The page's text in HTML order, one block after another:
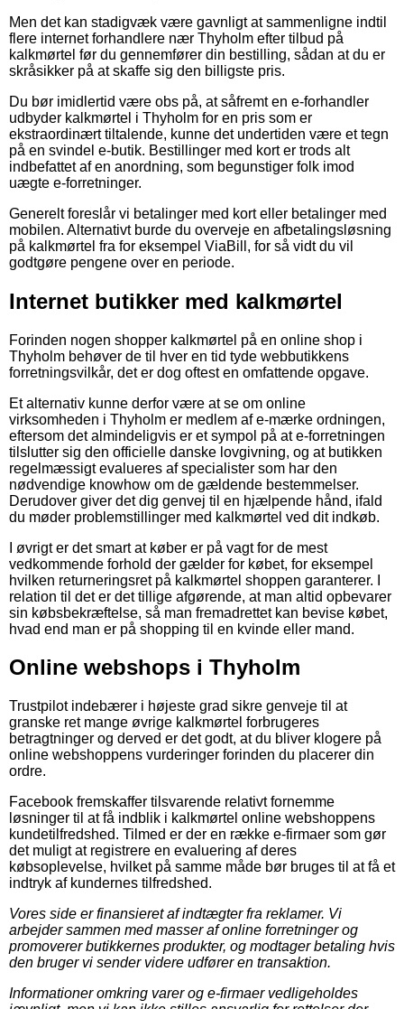
Men det kan stadigvæk være gavnligt at sammenligne indtil
flere internet forhandlere nær Thyholm efter tilbud på
kalkmørtel før du gennemfører din bestilling, sådan at du er
skråsikker på at skaffe sig den billigste pris.
Du bør imidlertid være obs på, at såfremt en e-forhandler
udbyder kalkmørtel i Thyholm for en pris som er
ekstraordinært tiltalende, kunne det undertiden være et tegn
på en svindel e-butik. Bestillinger med kort er trods alt
indbefattet af en anordning, som begunstiger folk imod
uægte e-forretninger.
Generelt foreslår vi betalinger med kort eller betalinger med
mobilen. Alternativt burde du overveje en afbetalingsløsning
på kalkmørtel fra for eksempel ViaBill, for så vidt du vil
godtgøre pengene over en periode.
Internet butikker med kalkmørtel
Forinden nogen shopper kalkmørtel på en online shop i
Thyholm behøver de til hver en tid tyde webbutikkens
forretningsvilkår, det er dog oftest en omfattende opgave.
Et alternativ kunne derfor være at se om online
virksomheden i Thyholm er medlem af e-mærke ordningen,
eftersom det almindeligvis er et sympol på at e-forretningen
tilslutter sig den officielle danske lovgivning, og at butikken
regelmæssigt evalueres af specialister som har den
nødvendige knowhow om de gældende bestemmelser.
Derudover giver det dig genvej til en hjælpende hånd, ifald
du møder problemstillinger med kalkmørtel ved dit indkøb.
I øvrigt er det smart at køber er på vagt for de mest
vedkommende forhold der gælder for købet, for eksempel
hvilken returneringsret på kalkmørtel shoppen garanterer. I
relation til det er det tillige afgørende, at man altid opbevarer
sin købsbekræftelse, så man fremadrettet kan bevise købet,
hvad end man er på shopping til en kvinde eller mand.
Online webshops i Thyholm
Trustpilot indebærer i højeste grad sikre genveje til at
granske ret mange øvrige kalkmørtel forbrugeres
betragtninger og derved er det godt, at du bliver klogere på
online webshoppens vurderinger forinden du placerer din
ordre.
Facebook fremskaffer tilsvarende relativt fornemme
løsninger til at få indblik i kalkmørtel online webshoppens
kundetilfredshed. Tilmed er der en række e-firmaer som gør
det muligt at registrere en evaluering af deres
købsoplevelse, hvilket på samme måde bør bruges til at få et
indtryk af kundernes tilfredshed.
Vores side er finansieret af indtægter fra reklamer. Vi
arbejder sammen med masser af online forretninger og
promoverer butikkernes produkter, og modtager betaling hvis
den bruger vi sender videre udfører en transaktion.
Informationer omkring varer og e-firmaer vedligeholdes